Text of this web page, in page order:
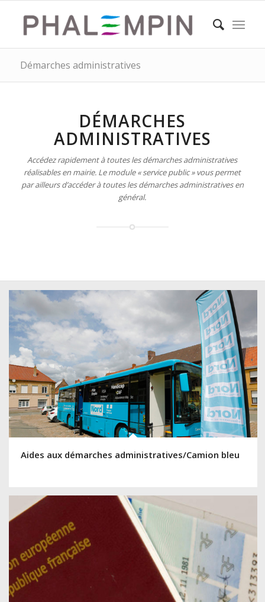
Démarches administratives
DÉMARCHES
ADMINISTRATIVES
Accédez rapidement à toutes les démarches administratives
réalisables en mairie. Le module « service public » vous permet
par ailleurs d’accéder à toutes les démarches administratives en
général.
Aides aux démarches administratives/Camion bleu